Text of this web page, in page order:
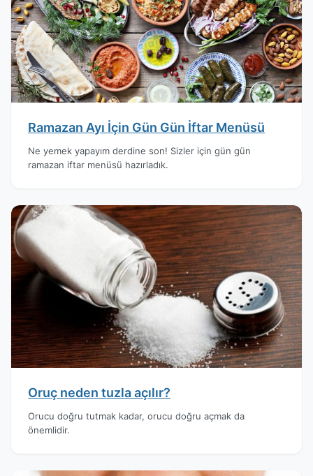
Ramazan Ayı İçin Gün Gün İftar Menüsü
Ne yemek yapayım derdine son! Sizler için gün gün
ramazan iftar menüsü hazırladık.
Oruç neden tuzla açılır?
Orucu doğru tutmak kadar, orucu doğru açmak da
önemlidir.